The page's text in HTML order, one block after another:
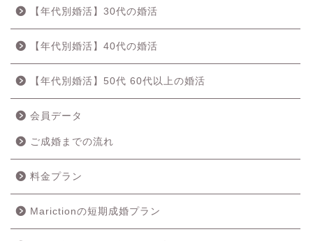
【年代別婚活】30代の婚活
【年代別婚活】40代の婚活
【年代別婚活】50代 60代以上の婚活
会員データ
ご成婚までの流れ
料金プラン
Marictionの短期成婚プラン